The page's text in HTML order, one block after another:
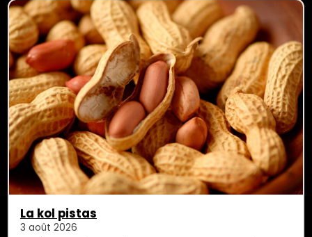
La kol pistas
3 août 2026